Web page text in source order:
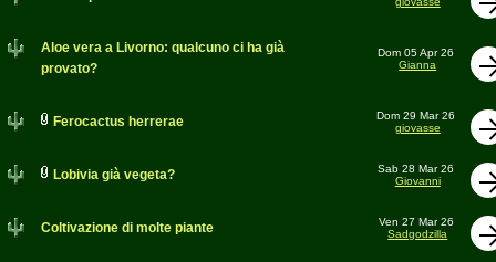
Aloe vera a Livorno: qualcuno ci ha già
provato?
Dom 05 Apr 26
Gianna
Ferocactus herrerae
Dom 29 Mar 26
giovasse
Lobivia già vegeta?
Sab 28 Mar 26
Giovanni
Coltivazione di molte piante
Ven 27 Mar 26
Sadgodzilla